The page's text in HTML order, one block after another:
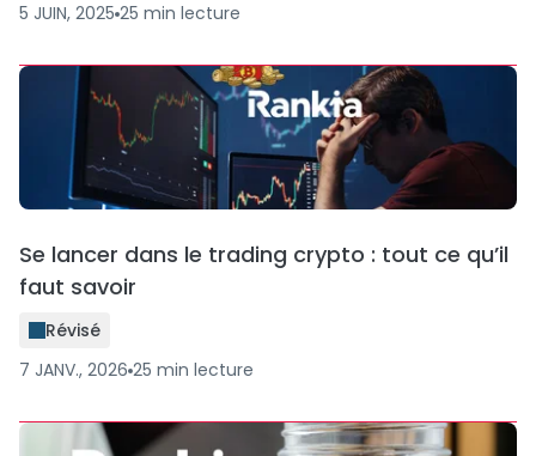
5 JUIN, 2025 25 min lecture
Se lancer dans le trading crypto : tout ce qu’il
faut savoir
Révisé
7 JANV., 2026 25 min lecture